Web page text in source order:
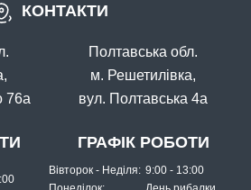
КОНТАКТИ
76а
Полтавська обл.
м. Решетилівка,
вул. Полтавська 4а
ГРАФІК РОБОТИ
Вівторок - Неділя: 9:00 - 13:00